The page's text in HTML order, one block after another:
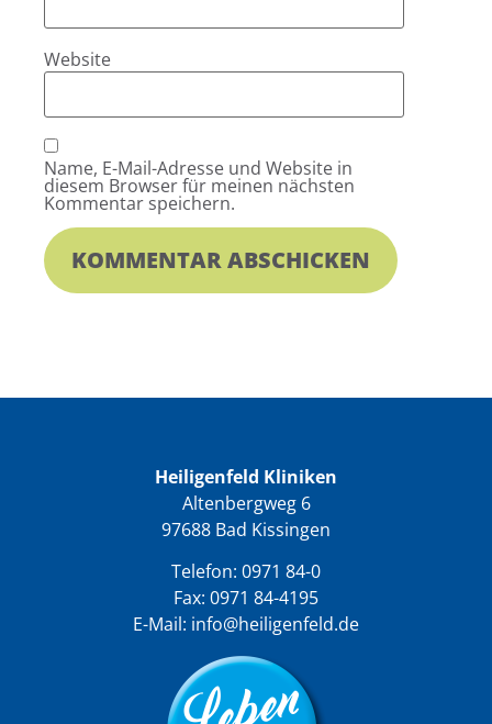
Website
Name, E-Mail-Adresse und Website in
diesem Browser für meinen nächsten
Kommentar speichern.
Heiligenfeld Kliniken
Altenbergweg 6
97688 Bad Kissingen
Telefon: 0971 84-0
Fax: 0971 84-4195
E-Mail: info@heiligenfeld.de